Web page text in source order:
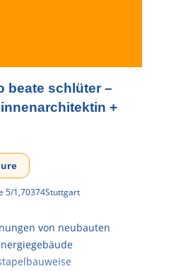
beate schlüter –
+
5/1,70374Stuttgart
von neubauten